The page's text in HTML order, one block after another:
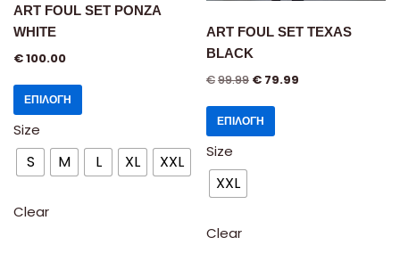
ART FOUL SET PONZA
WHITE
€100.00
ΕΠΙΛΟΓΉ
Size
S M L XL XXL
Clear
ART FOUL SET TEXAS
BLACK
€99.99 € 79.99
ΕΠΙΛΟΓΉ
Size
XXL
Clear